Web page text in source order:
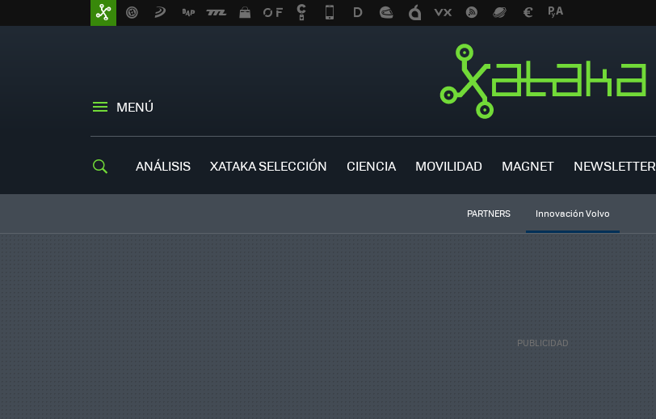
MENÚ
ANÁLISIS XATAKA SELECCIÓN CIENCIA MOVILIDAD MAGNET NEWSLETTER
PARTNERS Innovación Volvo